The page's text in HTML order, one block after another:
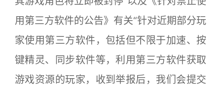
用第三方软件的公告》有关“针对近期部分玩
家使用第三方软件，包括但不限于加速、按
键精灵、同步软件等，利用第三方软件获取
游戏资源的玩家，收到举报后，我们会提交